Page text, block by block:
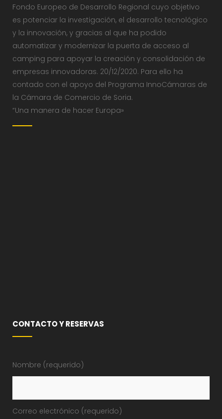
Fondo Europeo de Desarrollo Regional cuyo objetivo
es potenciar la investigación, el desarrollo tecnológico
y la innovación, y gracias al que ha podido
automatizar y modernizar la puerta de acceso al
camping para apoyar la creación y consolidación de
empresas innovadoras. 20/12/2020. Para ello ha
contado con el apoyo del Programa InnoCámaras de
la Cámara de Comercio de Soria.
“Una manera de hacer Europa»
CONTACTO Y RESERVAS
Nombre (requerido)
Correo electrónico (requerido)